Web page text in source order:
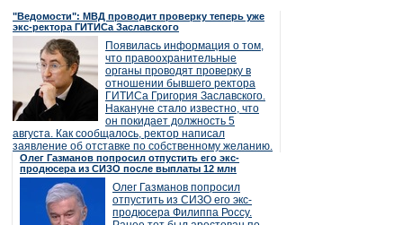
"Ведомости": МВД проводит проверку теперь уже
экс-ректора ГИТИСа Заславского
Появилась информация о том,
что правоохранительные
органы проводят проверку в
отношении бывшего ректора
ГИТИСа Григория Заславского.
Накануне стало известно, что
он покидает должность 5
августа. Как сообщалось, ректор написал
заявление об отставке по собственному желанию.
Олег Газманов попросил отпустить его экс-
продюсера из СИЗО после выплаты 12 млн
Олег Газманов попросил
отпустить из СИЗО его экс-
продюсера Филиппа Россу.